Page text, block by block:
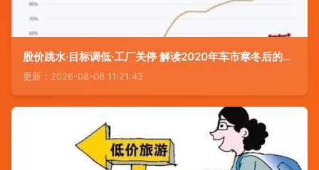
股价跳水·目标调低·工厂关停 解读2020年车市寒冬后的市场改造新方案
更新：2026-08-08 11:21:43